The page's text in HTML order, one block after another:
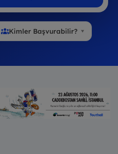
Kimler Başvurabilir?